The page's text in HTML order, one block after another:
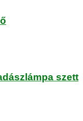
szett